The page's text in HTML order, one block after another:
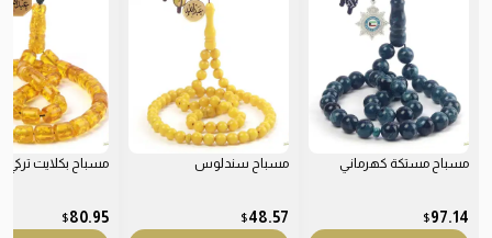
مسباح مستكة كهرماني
97.14
$
مسباح سندلوس
48.57
$
مسباح بكلايت تركي
80.95
$